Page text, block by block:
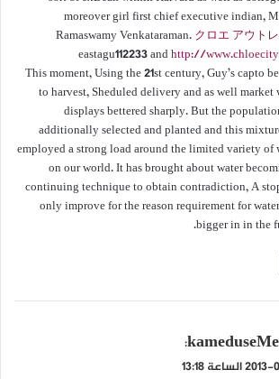
moreover girl first chief executive indian,
Ramaswamy Venkataraman.クロエ アウト
eastagu112233 andhttp://
This moment, Using the 21st century, Guy’s capto
to harvest, Sheduled delivery and as well market
displays bettered sharply. But the
additionally selected and planted and this
employed a strong load around the limited variety of
on our world. It has brought about water
continuing technique to obtain contradiction, A
only improve for the reason requirement for
bigger in in the
:
13:18